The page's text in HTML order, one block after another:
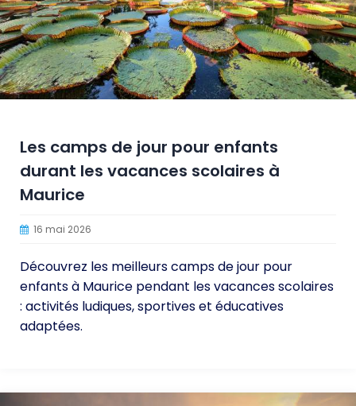
Les camps de jour pour enfants
durant les vacances scolaires à
Maurice
16 mai 2026
Découvrez les meilleurs camps de jour pour
enfants à Maurice pendant les vacances scolaires
: activités ludiques, sportives et éducatives
adaptées.